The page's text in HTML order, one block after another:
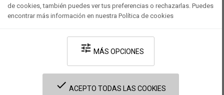
Desarrollado por V·Farma-Política de privacidad-Política de cookies
Términos y condiciones legales
de cookies, también puedes ver tus preferencias o rechazarlas. Puedes
encontrar más información en nuestra Política de cookies
tune MÁS OPCIONES
done ACEPTO TODAS LAS COOKIES